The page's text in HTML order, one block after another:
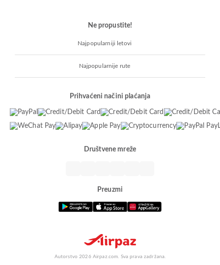
Ne propustite!
Najpopularniji letovi
Najpopularnije rute
Prihvaćeni načini plaćanja
Društvene mreže
Preuzmi
Autorstvo 2026 Airpaz.com. Sva prava zadržana.